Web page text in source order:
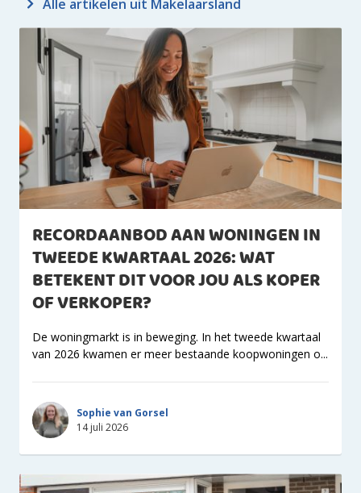
Alle artikelen uit Makelaarsland
RECORDAANBOD AAN WONINGEN IN
TWEEDE KWARTAAL 2026: WAT
BETEKENT DIT VOOR JOU ALS KOPER
OF VERKOPER?
De woningmarkt is in beweging. In het tweede kwartaal
van 2026 kwamen er meer bestaande koopwoningen o...
Sophie van Gorsel
14 juli 2026